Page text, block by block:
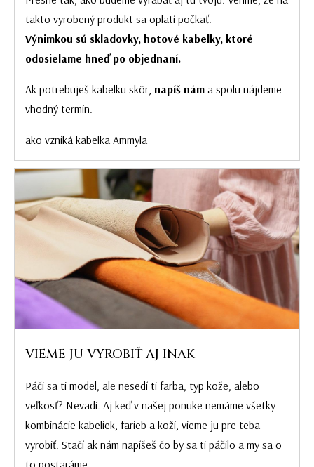
takto vyrobený produkt sa oplatí počkať.
Výnimkou sú skladovky, hotové kabelky, ktoré
odosielame hneď po objednaní.
Ak potrebuješ kabelku skôr, napíš nám a spolu nájdeme
vhodný termín.
ako vzniká kabelka Ammyla
VIEME JU VYROBIŤ AJ INAK
Páči sa ti model, ale nesedí ti farba, typ kože, alebo
veľkosť? Nevadí. Aj keď v našej ponuke nemáme všetky
kombinácie kabeliek, farieb a koží, vieme ju pre teba
vyrobiť. Stačí ak nám napíšeš čo by sa ti páčilo a my sa o